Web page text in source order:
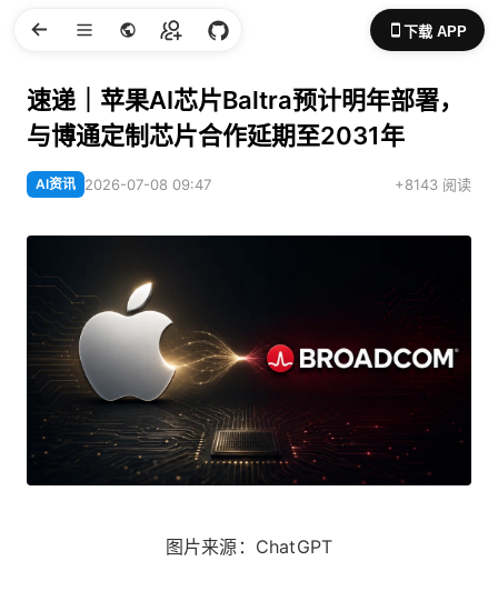
下载 APP
速递｜苹果AI芯片Baltra预计明年部署，
与博通定制芯片合作延期至2031年
AI资讯 2026-07-08 09:47 +8143 阅读
图片来源：ChatGPT